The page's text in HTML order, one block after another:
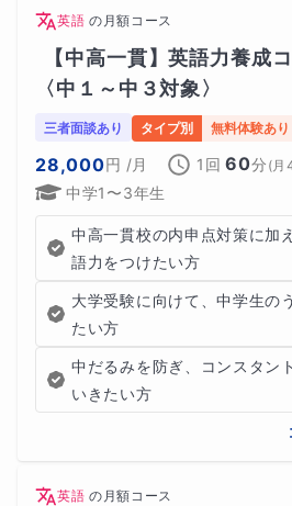
英語 の 月額コース
【中高一貫】英語力養成
〈中１～中３対象〉
三者面談あり タイプ別 無料体験あり
28,000円 /月 1回 60分 ( 月
中学1〜3年生
中高一貫校の内申点対策に加
語力をつけたい方
大学受験に向けて、中学生の
たい方
中だるみを防ぎ、コンスタン
いきたい方
英語 の 月額コース